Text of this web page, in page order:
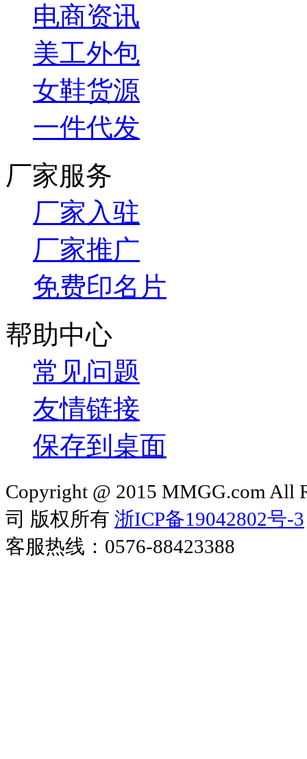
电商资讯
美工外包
女鞋货源
一件代发
厂家服务
厂家入驻
厂家推广
免费印名片
帮助中心
常见问题
友情链接
保存到桌面
Copyright @ 2015 MMGG.com All
司 版权所有 浙ICP备19042802号-3
客服热线：0576-88423388